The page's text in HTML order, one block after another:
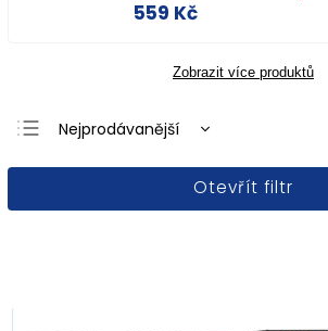
559 Kč
Zobrazit více produktů
Nejprodávanější
Nejlevnější
Otevřít filtr